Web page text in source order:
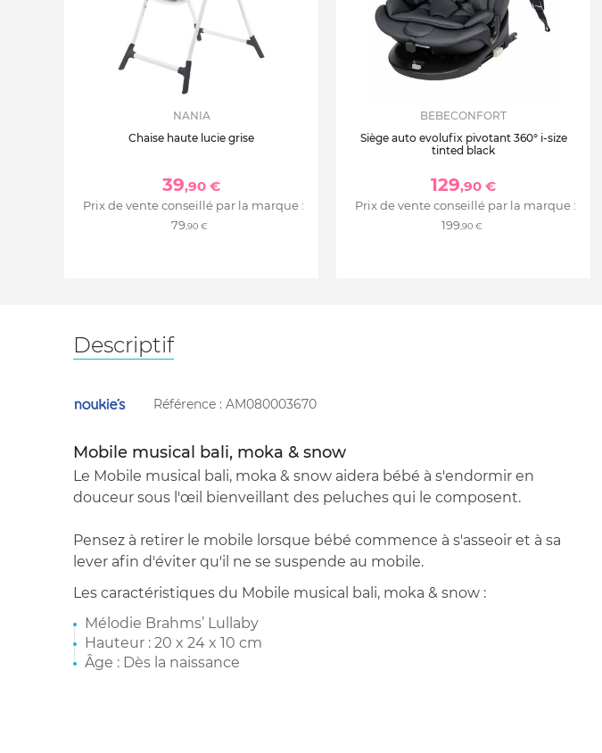
NANIA
Chaise haute lucie grise
39,90 €
Prix de vente conseillé par la marque :
79,90 €
BEBECONFORT
Siège auto evolufix pivotant 360° i-size
tinted black
129,90 €
Prix de vente conseillé par la marque :
199,90 €
Descriptif
Référence : AM080003670
Mobile musical bali, moka & snow
Le Mobile musical bali, moka & snow aidera bébé à s'endormir en
douceur sous l'œil bienveillant des peluches qui le composent.
Pensez à retirer le mobile lorsque bébé commence à s'asseoir et à sa
lever afin d'éviter qu'il ne se suspende au mobile.
Les caractéristiques du Mobile musical bali, moka & snow :
Mélodie Brahms’ Lullaby
Hauteur : 20 x 24 x 10 cm
Âge : Dès la naissance